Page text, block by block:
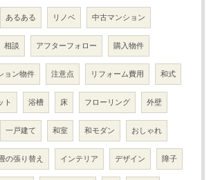
あるある リノベ 中古マンション
相談 アフターフォロー 購入物件
ョン物件 注意点 リフォーム費用 和式
ト 浴槽 床 フローリング 外壁
一戸建て 和室 和モダン おしゃれ
の張り替え インテリア デザイン 障子